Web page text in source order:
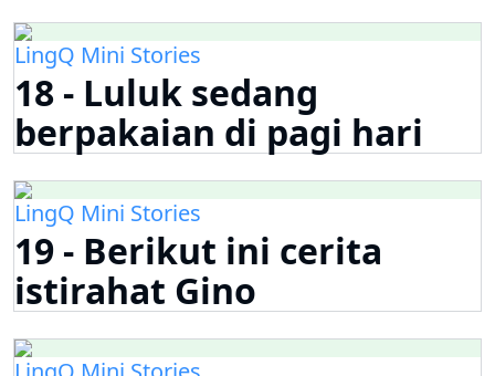
LingQ Mini Stories
18 - Luluk sedang
berpakaian di pagi hari
LingQ Mini Stories
19 - Berikut ini cerita
istirahat Gino